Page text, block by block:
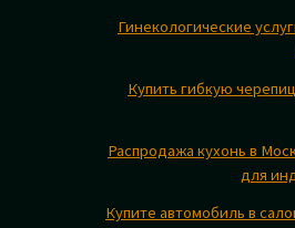
Гинекологические
Купить гибкую
Распродажа кухонь в
для
Купите автомобиль в